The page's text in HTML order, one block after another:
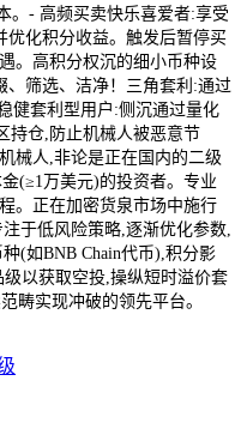
。- 高频买卖快乐喜爱者:享受
优化积分收益。触发后暂停买
。高积分权沉的细小币种设
筛选、洁净！三角套利:通过
健套利型用户:侧沉通过量化
持仓,防止机械人被恶意节
械人,非论是正在国内的二级
(≥1万美元)的投资者。专业
。正在加密货泉市场中施行
于低风险策略,逐渐优化参数,
(如BNB Chain代币),积分影
以获取空投,操纵短时溢价套
畴实现冲破的领先平台。